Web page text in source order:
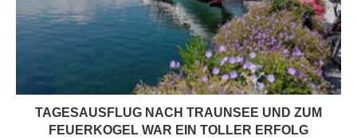
TAGESAUSFLUG NACH TRAUNSEE UND ZUM
FEUERKOGEL WAR EIN TOLLER ERFOLG